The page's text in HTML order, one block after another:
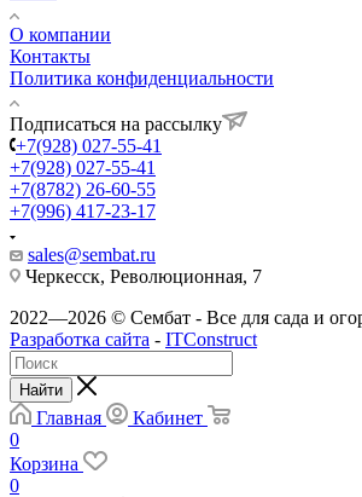
О компании
Контакты
Политика конфиденциальности
Подписаться на рассылку
+7(928) 027-55-41
+7(928) 027-55-41
+7(8782) 26-60-55
+7(996) 417-23-17
sales@sembat.ru
Черкесск, Революционная, 7
2022—2026 © Сембат - Все для сада и
Разработка сайта - ITConstruct
Найти
Главная
Кабинет
0
Корзина
0